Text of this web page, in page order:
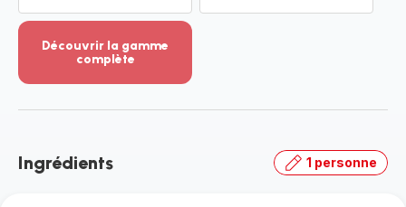
Découvrir la gamme
complète
-
gamme
Ingrédients 1 personne